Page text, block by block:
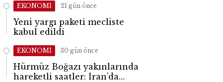
EKONOMİ 21 gün önce
Yeni yargı paketi mecliste
kabul edildi
EKONOMİ 30 gün önce
Hürmüz Boğazı yakınlarında
hareketli saatler: İran’da